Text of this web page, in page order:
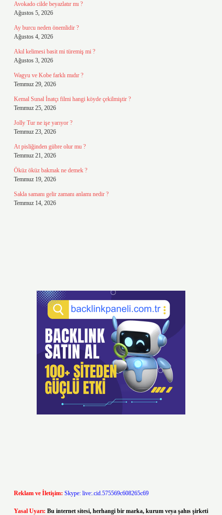
Avokado cilde beyazlatır mı ?
Ağustos 5, 2026
Ay burcu neden önemlidir ?
Ağustos 4, 2026
Akıl kelimesi basit mi türemiş mi ?
Ağustos 3, 2026
Wagyu ve Kobe farklı mıdır ?
Temmuz 29, 2026
Kemal Sunal İnatçı filmi hangi köyde çekilmiştir ?
Temmuz 25, 2026
Jolly Tur ne işe yarıyor ?
Temmuz 23, 2026
At pisliğinden gübre olur mu ?
Temmuz 21, 2026
Öküz öküz bakmak ne demek ?
Temmuz 19, 2026
Sakla samanı gelir zamanı anlamı nedir ?
Temmuz 14, 2026
Reklam ve İletişim: Skype: live:.cid.575569c608265c69
Yasal Uyarı: Bu internet sitesi, herhangi bir marka, kurum veya şahıs şirketi